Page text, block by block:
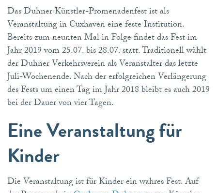
Das Duhner Künstler-Promenadenfest ist als
Veranstaltung in Cuxhaven eine feste Institution.
Bereits zum neunten Mal in Folge findet das Fest im
Jahr 2019 vom 25.07. bis 28.07. statt. Traditionell wählt
der Duhner Verkehrsverein als Veranstalter das letzte
Juli-Wochenende. Nach der erfolgreichen Verlängerung
des Fests um einen Tag im Jahr 2018 bleibt es auch 2019
bei der Dauer von vier Tagen.
Eine Veranstaltung für
Kinder
Die Veranstaltung ist für Kinder ein wahres Fest. Auf